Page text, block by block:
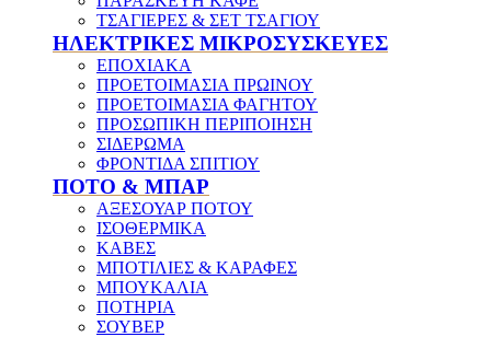
ΤΣΑΓΙΕΡΕΣ & ΣΕΤ ΤΣΑΓΙΟΥ
ΗΛΕΚΤΡΙΚΕΣ ΜΙΚΡΟΣΥΣΚΕΥΕΣ
ΕΠΟΧΙΑΚΑ
ΠΡΟΕΤΟΙΜΑΣΙΑ ΠΡΩΙΝΟΥ
ΠΡΟΕΤΟΙΜΑΣΙΑ ΦΑΓΗΤΟΥ
ΠΡΟΣΩΠΙΚΗ ΠΕΡΙΠΟΙΗΣΗ
ΣΙΔΕΡΩΜΑ
ΦΡΟΝΤΙΔΑ ΣΠΙΤΙΟΥ
ΠΟΤΟ & ΜΠΑΡ
ΑΞΕΣΟΥΑΡ ΠΟΤΟΥ
ΙΣΟΘΕΡΜΙΚΑ
ΚΑΒΕΣ
ΜΠΟΤΙΛΙΕΣ & ΚΑΡΑΦΕΣ
ΜΠΟΥΚΑΛΙΑ
ΠΟΤΗΡΙΑ
ΣΟΥΒΕΡ